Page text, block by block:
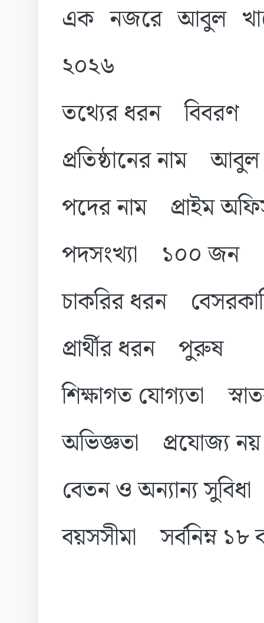
এক নজরে আবুল
২০২৬
তথ্যের ধরন বিবরণ
প্রতিষ্ঠানের নাম
পদের নাম প্রাইম
পদসংখ্যা ১০০ জন
চাকরির ধরন
প্রার্থীর ধরন পুরুষ
শিক্ষাগত যোগ্যতা
অভিজ্ঞতা প্রযোজ্য নয়
বেতন ও অন্যান্য
বয়সসীমা সর্বনিম্ন ১৮